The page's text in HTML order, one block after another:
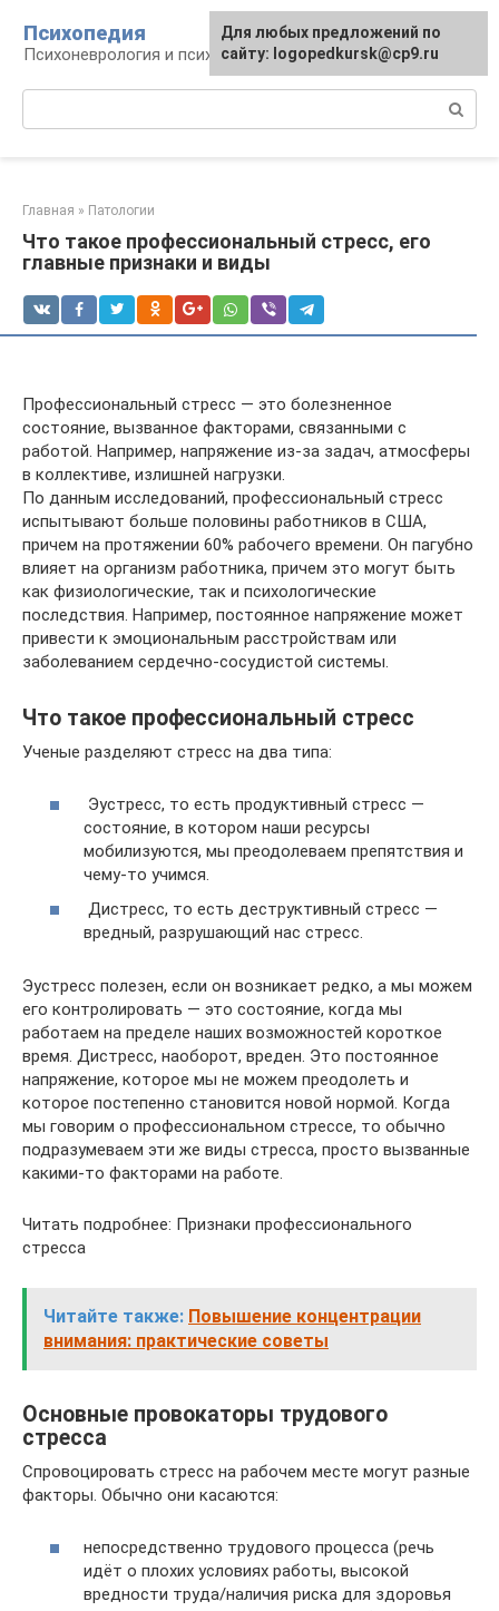
контенту
Психопедия
Психоневрология и психиатрия
Главная » Патологии
Что такое профессиональный стресс, его
главные признаки и виды
Профессиональный стресс — это болезненное
состояние, вызванное факторами, связанными с
работой. Например, напряжение из-за задач, атмосферы
в коллективе, излишней нагрузки.
По данным исследований, профессиональный стресс
испытывают больше половины работников в США,
причем на протяжении 60% рабочего времени. Он пагубно
влияет на организм работника, причем это могут быть
как физиологические, так и психологические
последствия. Например, постоянное напряжение может
привести к эмоциональным расстройствам или
заболеванием сердечно-сосудистой системы.
Что такое профессиональный стресс
Ученые разделяют стресс на два типа:
Эустресс, то есть продуктивный стресс —
состояние, в котором наши ресурсы
мобилизуются, мы преодолеваем препятствия и
чему-то учимся.
Дистресс, то есть деструктивный стресс —
вредный, разрушающий нас стресс.
Эустресс полезен, если он возникает редко, а мы можем
его контролировать — это состояние, когда мы
работаем на пределе наших возможностей короткое
время. Дистресс, наоборот, вреден. Это постоянное
напряжение, которое мы не можем преодолеть и
которое постепенно становится новой нормой. Когда
мы говорим о профессиональном стрессе, то обычно
подразумеваем эти же виды стресса, просто вызванные
какими-то факторами на работе.
Читать подробнее: Признаки профессионального
стресса
Читайте также: Повышение концентрации
внимания: практические советы
Основные провокаторы трудового
стресса
Спровоцировать стресс на рабочем месте могут разные
факторы. Обычно они касаются:
непосредственно трудового процесса (речь
идёт о плохих условиях работы, высокой
вредности труда/наличия риска для здоровья
Для любых предложений по
сайту: logopedkursk@cp9.ru